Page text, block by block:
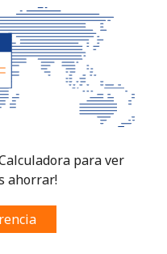
para ver
ahorrar!